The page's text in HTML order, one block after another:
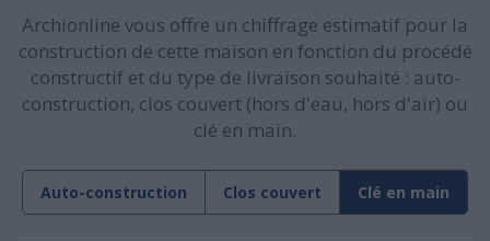
Archionline vous offre un chiffrage estimatif pour la
construction de cette maison en fonction du procédé
constructif et du type de livraison souhaité : auto-
construction, clos couvert (hors d'eau, hors d'air) ou
clé en main.
Auto-construction Clos couvert Clé en main